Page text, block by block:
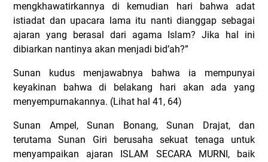
mengkhawatirkannya di kemudian hari bahwa adat
istiadat dan upacara lama itu nanti dianggap sebagai
ajaran yang berasal dari agama Islam? Jika hal ini
dibiarkan nantinya akan menjadi bid’ah?”
Sunan kudus menjawabnya bahwa ia mempunyai
keyakinan bahwa di belakang hari akan ada yang
menyempurnakannya. (Lihat hal 41, 64)
Sunan Ampel, Sunan Bonang, Sunan Drajat, dan
terutama Sunan Giri berusaha sekuat tenaga untuk
menyampaikan ajaran ISLAM SECARA MURNI, baik